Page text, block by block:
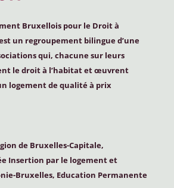
Bruxellois pour le Droit à
un regroupement bilingue d’une
qui, chacune sur leurs
le droit à l’habitat et œuvrent
logement de qualité à prix
de Bruxelles-Capitale,
Insertion par le logement et
Bruxelles, Education Permanente